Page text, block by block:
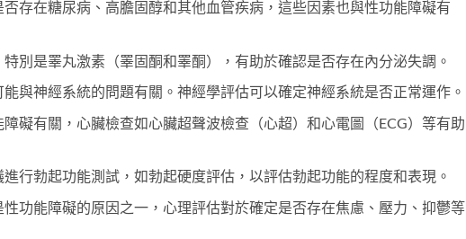
存在糖尿病、高膽固醇和其他血管疾病，這些因素也與性功能障礙有
別是睪丸激素（睪固酮和睪酮），有助於確認是否存在內分泌失調。
與神經系統的問題有關。神經學評估可以確定神經系統是否正常運作。
礙有關，心臟檢查如心臟超聲波檢查（心超）和心電圖（ECG）等有助
行勃起功能測試，如勃起硬度評估，以評估勃起功能的程度和表現。
功能障礙的原因之一，心理評估對於確定是否存在焦慮、壓力、抑鬱等